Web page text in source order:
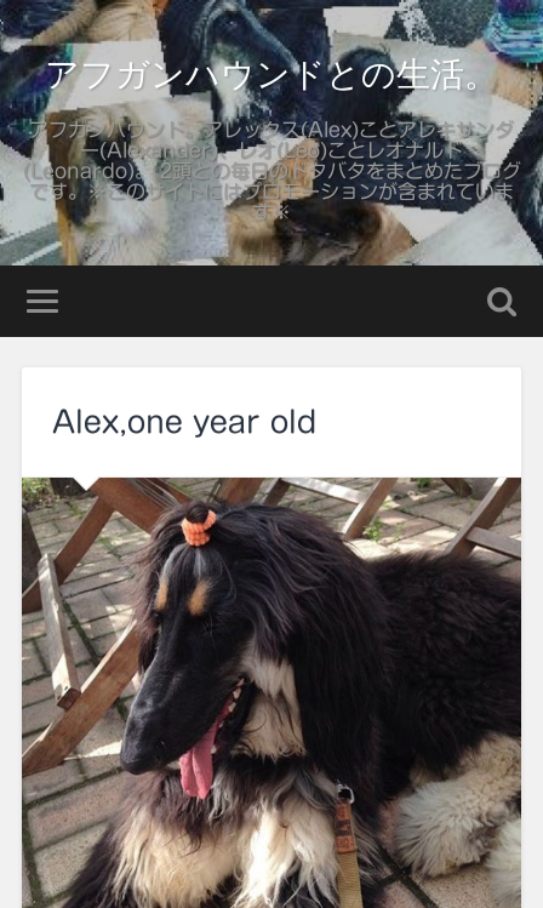
アフガンハウンドとの生活。
アフガンハウンド。アレックス(Alex)ことアレキサンダ
ー(Alexander)、レオ(Leo)ことレオナルド
(Leonardo)。 2頭との毎日のドタバタをまとめたブログ
です。※このサイトにはプロモーションが含まれていま
す※
Alex,one year old